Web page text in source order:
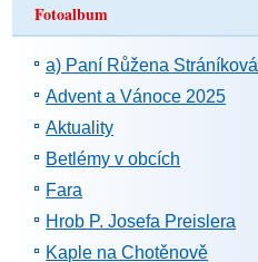
Fotoalbum
a) Paní Růžena Stráníková
Advent a Vánoce 2025
Aktuality
Betlémy v obcích
Fara
Hrob P. Josefa Preislera
Kaple na Chotěnově